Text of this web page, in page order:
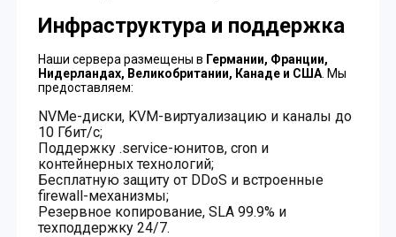
Инфраструктура и поддержка
Наши сервера размещены в Германии, Франции,
Нидерландах, Великобритании, Канаде и США . Мы
предоставляем:
NVMe-диски, KVM-виртуализацию и каналы до
10 Гбит/с;
Поддержку .service-юнитов, cron и
контейнерных технологий;
Бесплатную защиту от DDoS и встроенные
firewall-механизмы;
Резервное копирование, SLA 99.9% и
техподдержку 24/7.